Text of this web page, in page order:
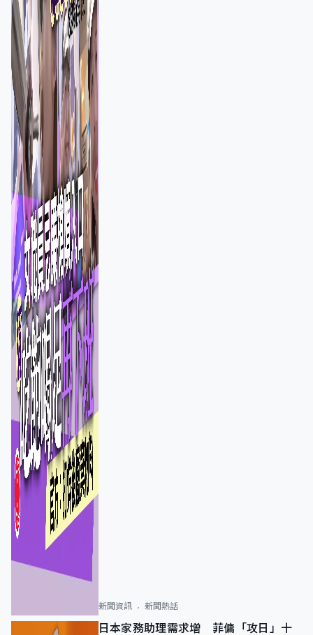
新聞資訊 新聞熱話
日本家務助理需求增 菲傭「攻日」十